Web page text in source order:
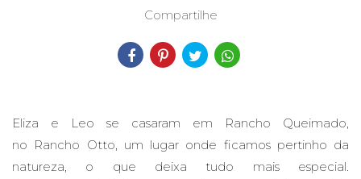
Compartilhe
Eliza e Leo se casaram em Rancho Queimado,
no Rancho Otto, um lugar onde ficamos pertinho da
natureza, o que deixa tudo mais especial.